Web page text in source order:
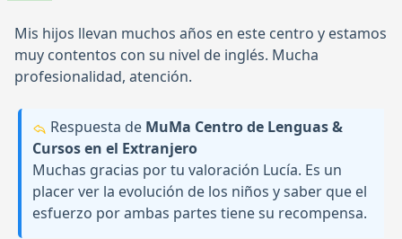
Mis hijos llevan muchos años en este centro y estamos
muy contentos con su nivel de inglés. Mucha
profesionalidad, atención.
Respuesta de MuMa Centro de Lenguas &
Cursos en el Extranjero
Muchas gracias por tu valoración Lucía. Es un
placer ver la evolución de los niños y saber que el
esfuerzo por ambas partes tiene su recompensa.